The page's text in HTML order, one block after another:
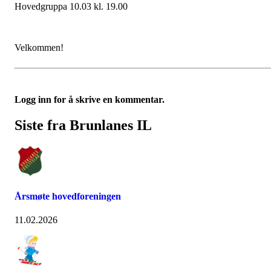
Hovedgruppa 10.03 kl. 19.00
Velkommen!
Logg inn for å skrive en kommentar.
Siste fra Brunlanes IL
Årsmøte hovedforeningen
11.02.2026